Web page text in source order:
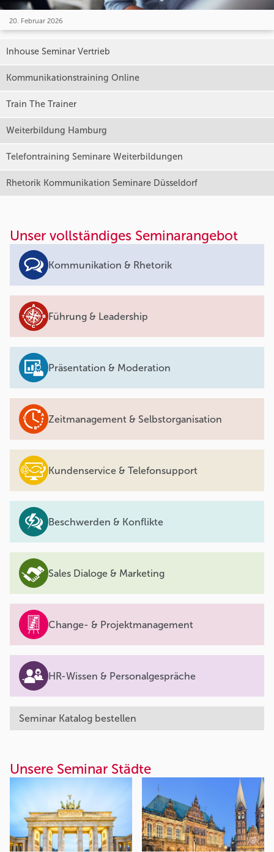
20. Februar 2026
Inhouse Seminar Vertrieb
Kommunikationstraining Online
Train The Trainer
Weiterbildung Hamburg
Telefontraining Seminare Weiterbildungen
Rhetorik Kommunikation Seminare Düsseldorf
Unser vollständiges Seminarangebot
Kommunikation & Rhetorik
Führung & Leadership
Präsentation & Moderation
Zeitmanagement & Selbstorganisation
Kundenservice & Telefonsupport
Beschwerden & Konflikte
Sales Dialoge & Marketing
Change- & Projektmanagement
HR-Wissen & Personalgespräche
Seminar Katalog bestellen
Unsere Seminar Städte